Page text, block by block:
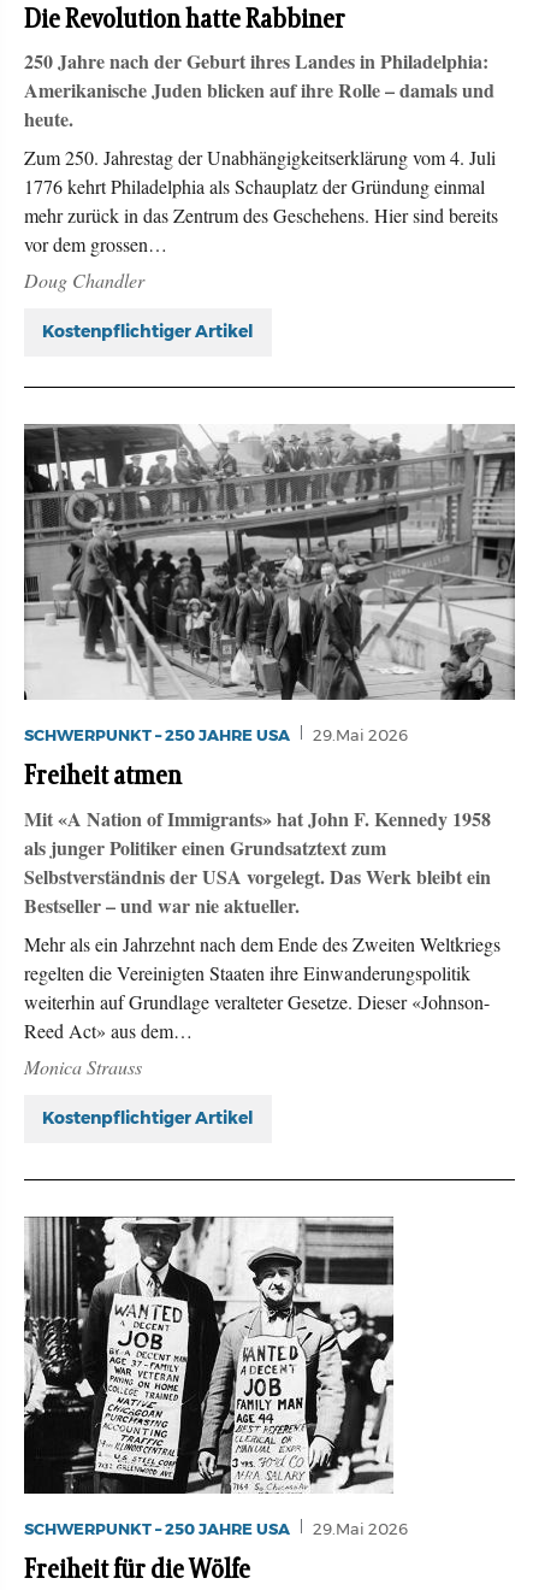
Die Revolution hatte Rabbiner
250 Jahre nach der Geburt ihres Landes in Philadelphia:
Amerikanische Juden blicken auf ihre Rolle – damals und
heute.
Zum 250. Jahrestag der Unabhängigkeitserklärung vom 4. Juli
1776 kehrt Philadelphia als Schauplatz der Gründung einmal
mehr zurück in das Zentrum des Geschehens. Hier sind bereits
vor dem grossen…
Doug Chandler
Kostenpflichtiger Artikel
SCHWERPUNKT – 250 JAHRE USA 29.Mai 2026
Freiheit atmen
Mit «A Nation of Immigrants» hat John F. Kennedy 1958
als junger Politiker einen Grundsatztext zum
Selbstverständnis der USA vorgelegt. Das Werk bleibt ein
Bestseller – und war nie aktueller.
Mehr als ein Jahrzehnt nach dem Ende des Zweiten Weltkriegs
regelten die Vereinigten Staaten ihre Einwanderungspolitik
weiterhin auf Grundlage veralteter Gesetze. Dieser «Johnson-
Reed Act» aus dem…
Monica Strauss
Kostenpflichtiger Artikel
SCHWERPUNKT – 250 JAHRE USA 29.Mai 2026
Freiheit für die Wölfe